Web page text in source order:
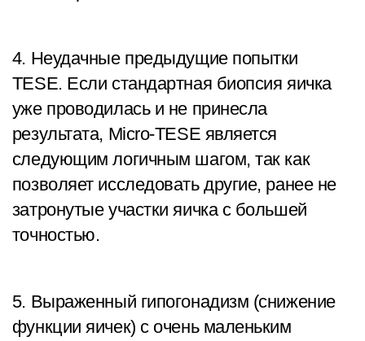
4. Неудачные предыдущие попытки
TESE. Если стандартная биопсия яичка
уже проводилась и не принесла
результата, Micro-TESE является
следующим логичным шагом, так как
позволяет исследовать другие, ранее не
затронутые участки яичка с большей
точностью.
5. Выраженный гипогонадизм (снижение
функции яичек) с очень маленьким